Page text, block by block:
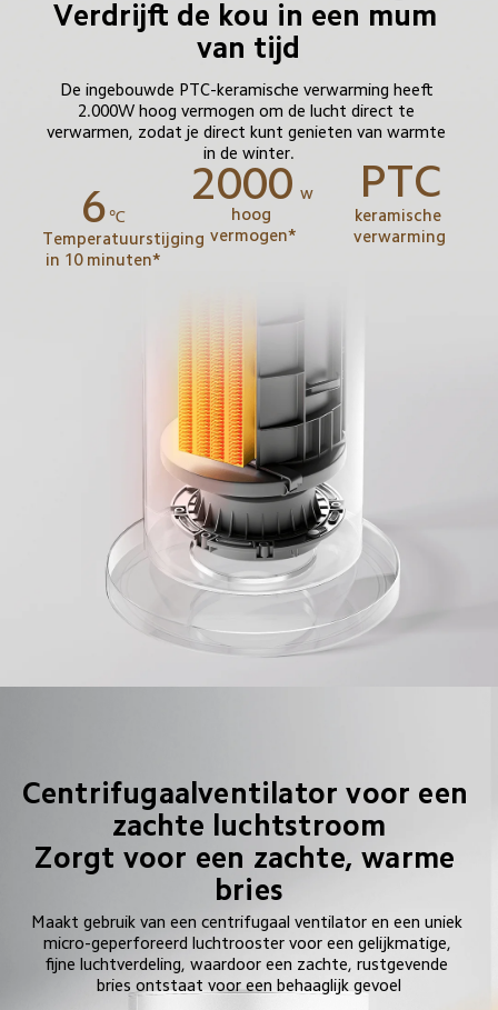
6 ℃
Temperatuurstijging
in 10 minuten*
Verdrijft de kou in een mum
van tijd
De ingebouwde PTC-keramische verwarming heeft
2.000W hoog vermogen om de lucht direct te
verwarmen, zodat je direct kunt genieten van warmte
in de winter.
2000 w
hoog
vermogen*
PTC
keramische
verwarming
Centrifugaalventilator voor een
zachte luchtstroom
Zorgt voor een zachte, warme
bries
Maakt gebruik van een centrifugaal ventilator en een uniek
micro-geperforeerd luchtrooster voor een gelijkmatige,
fijne luchtverdeling, waardoor een zachte, rustgevende
bries ontstaat voor een behaaglijk gevoel